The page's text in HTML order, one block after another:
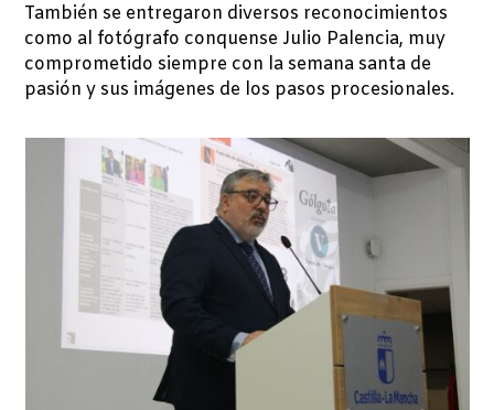
También se entregaron diversos reconocimientos
como al fotógrafo conquense Julio Palencia, muy
comprometido siempre con la semana santa de
pasión y sus imágenes de los pasos procesionales.